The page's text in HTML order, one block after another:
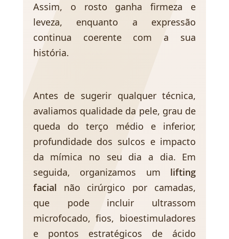
Assim, o rosto ganha firmeza e
leveza, enquanto a expressão
continua coerente com a sua
história.
Antes de sugerir qualquer técnica,
avaliamos qualidade da pele, grau de
queda do terço médio e inferior,
profundidade dos sulcos e impacto
da mímica no seu dia a dia. Em
seguida, organizamos um lifting
facial não cirúrgico por camadas,
que pode incluir ultrassom
microfocado, fios, bioestimuladores
e pontos estratégicos de ácido